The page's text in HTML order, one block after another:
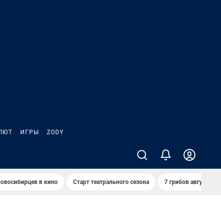
ИГРЫ ZODY
в кино Старт театрального сезона 7 грибов августа